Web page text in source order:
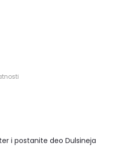
i postanite deo Dulsineja